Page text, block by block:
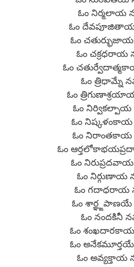
ఓం నిర్మలాయ
ఓం
ఓం
ఓం చక్రధరాయ
ఓం
ఓం త్రిధామ్నే
ఓం
ఓం నిర్వికల్పాయ
ఓం నిష్కళంకాయ
ఓం నిరాంతకాయ
ఓం
ఓం
ఓం నిర్గుణాయ
ఓం గదాధరాయ
ఓం శార్ఞ్ఙపాణయే
ఓం నందకినీ
ఓం
ఓం
ఓం అవ్యక్తాయ